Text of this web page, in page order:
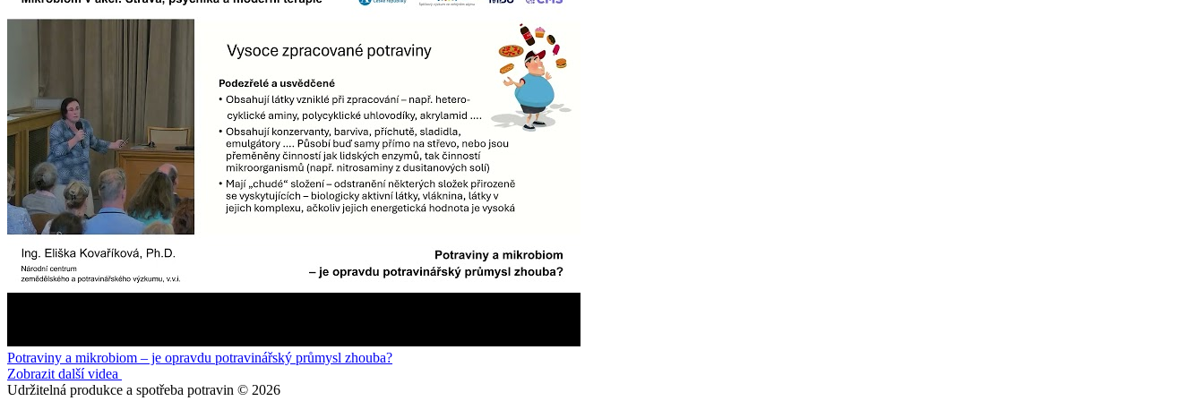
Potraviny a mikrobiom – je opravdu potravinářský průmysl zhouba?
Zobrazit další videa
Udržitelná produkce a spotřeba potravin © 2026